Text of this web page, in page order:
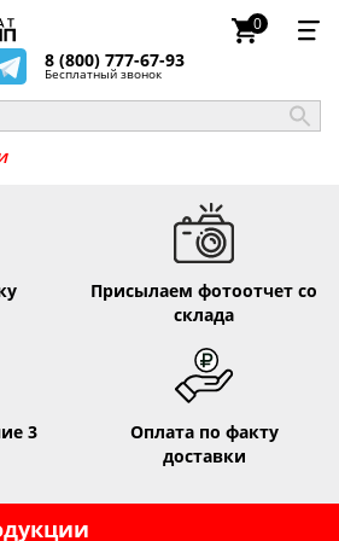
8 (800) 777-67-93
Бесплатный звонок
0
Присылаем фотоотчет со
склада
3
Оплата по факту
доставки